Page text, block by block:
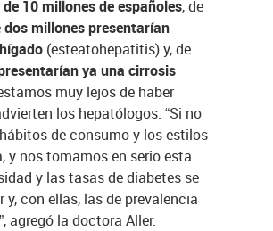
10 millones de españoles, de
dos millones presentarían
hígado (esteatohepatitis) y, de
ya una cirrosis
muy lejos de haber
los hepatólogos. “Si no
de consumo y los estilos
y nos tomamos en serio esta
y las tasas de diabetes se
con ellas, las de prevalencia
”, agregó la doctora Aller.